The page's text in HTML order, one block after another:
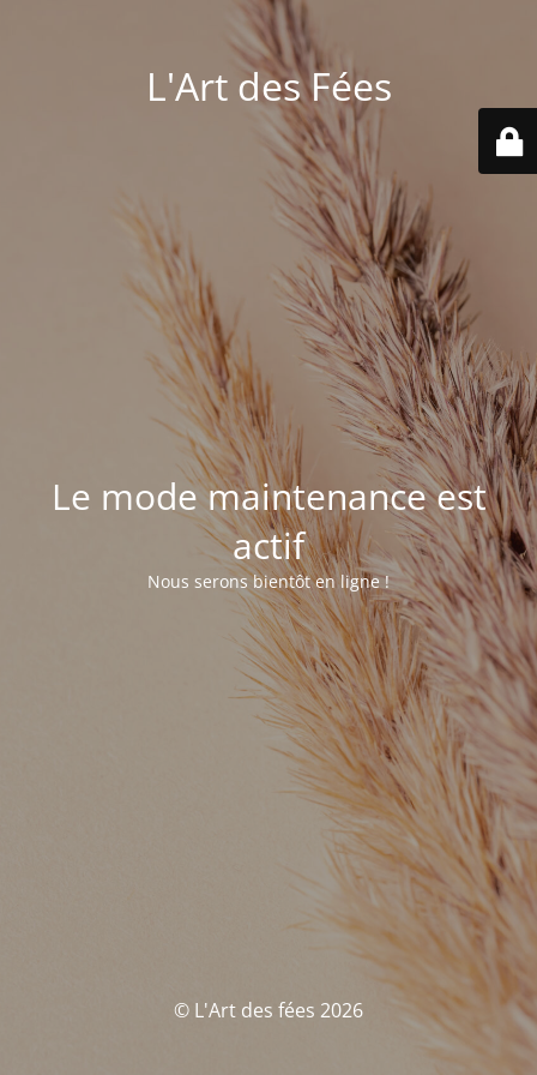
L'Art des Fées
Le mode maintenance est
actif
Nous serons bientôt en ligne !
© L'Art des fées 2026